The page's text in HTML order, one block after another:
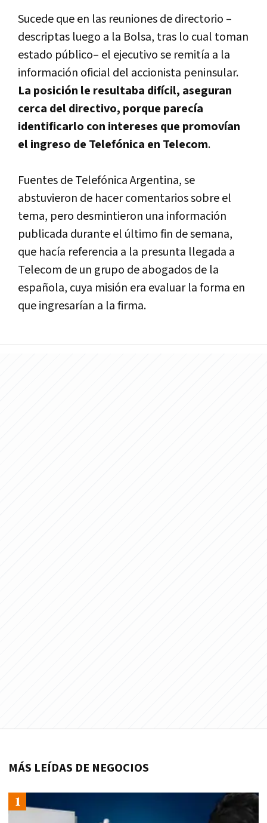
Sucede que en las reuniones de directorio –
descriptas luego a la Bolsa, tras lo cual toman
estado público– el ejecutivo se remití­a a la
información oficial del accionista peninsular.
La posición le resultaba difí­cil, aseguran
cerca del directivo, porque parecí­a
identificarlo con intereses que promoví­an
el ingreso de Telefónica en Telecom.
Fuentes de Telefónica Argentina, se
abstuvieron de hacer comentarios sobre el
tema, pero desmintieron una información
publicada durante el último fin de semana,
que hací­a referencia a la presunta llegada a
Telecom de un grupo de abogados de la
española, cuya misión era evaluar la forma en
que ingresarí­an a la firma.
MÁS LEÍDAS DE NEGOCIOS